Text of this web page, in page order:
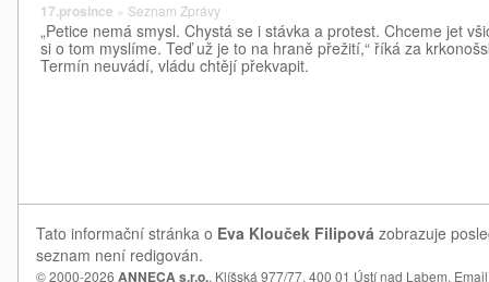
17.prosince » Seznam Zprávy
„Petice nemá smysl. Chystá se i stávka a protest. Chceme jet
si o tom myslíme. Teď už je to na hraně přežití,“ říká za
Termín neuvádí, vládu chtějí překvapit.
Tato informační stránka o Eva Klouček Filipová zobrazuje
seznam není redigován.
© 2000-2026 ANNECA s.r.o., Klíšská 977/77, 400 01 Ústí nad Labem,